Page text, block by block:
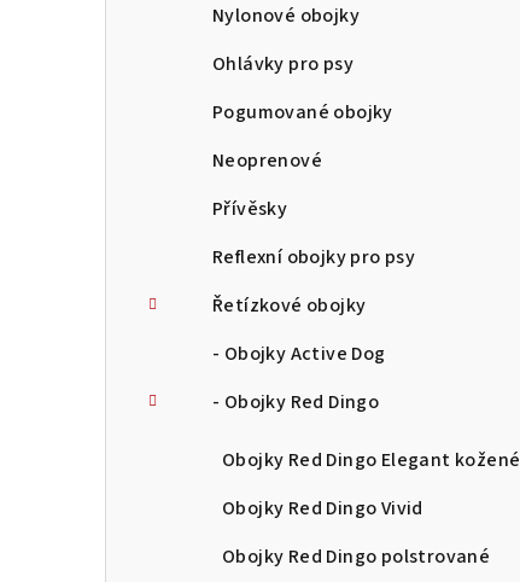
Nylonové obojky
Ohlávky pro psy
Pogumované obojky
Neoprenové
Přívěsky
Reflexní obojky pro psy
Řetízkové obojky
- Obojky Active Dog
- Obojky Red Dingo
Obojky Red Dingo Elegant kožené
Obojky Red Dingo Vivid
Obojky Red Dingo polstrované